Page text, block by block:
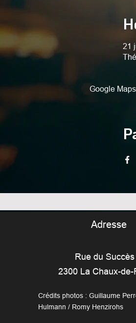
21
Google
Adresse
Rue du
2300 La Chaux-de-
Crédits photos : Guillaume
Hulmann / Romy Henzirohs